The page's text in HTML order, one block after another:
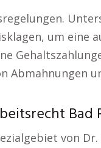
um eine
Abmahnungen
Bad
von Dr.